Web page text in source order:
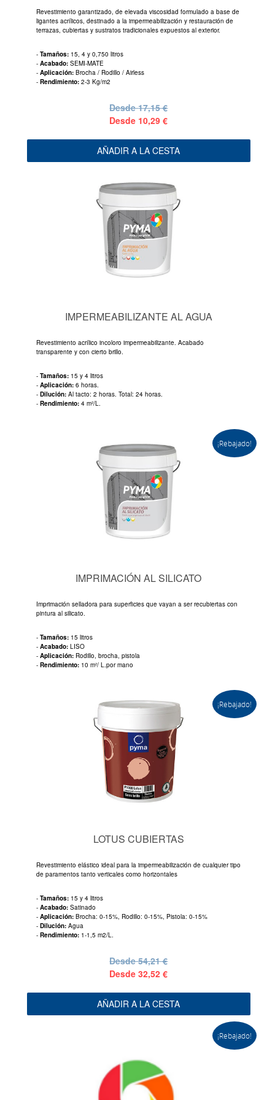
Revestimiento garantizado, de elevada viscosidad formulado a base de
ligantes acrílicos, destinado a la impermeabilización y restauración de
terrazas, cubiertas y sustratos tradicionales expuestos al exterior.
- Tamaños: 15, 4 y 0,750 litros
- Acabado: SEMI-MATE
- Aplicación: Brocha / Rodillo / Airless
- Rendimiento: 2-3 Kg/m2
Desde17,15 €
Desde 10,29 €
AÑADIR A LA CESTA
IMPERMEABILIZANTE AL AGUA
Revestimiento acrílico incoloro impermeabilizante. Acabado
transparente y con cierto brillo.
- Tamaños: 15 y 4 litros
- Aplicación: 6 horas.
- Dilución: Al tacto: 2 horas. Total: 24 horas.
- Rendimiento: 4 m²/L.
¡Rebajado!
IMPRIMACIÓN AL SILICATO
Imprimación selladora para superficies que vayan a ser recubiertas con
pintura al silicato.
- Tamaños: 15 litros
- Acabado: LISO
- Aplicación: Rodillo, brocha, pistola
- Rendimiento: 10 m²/ L.por mano
¡Rebajado!
LOTUS CUBIERTAS
Revestimiento elástico ideal para la impermeabilización de cualquier tipo
de paramentos tanto verticales como horizontales
- Tamaños: 15 y 4 litros
- Acabado: Satinado
- Aplicación: Brocha: 0-15%, Rodillo: 0-15%, Pistola: 0-15%
- Dilución: Agua
- Rendimiento: 1-1,5 m2/L.
Desde54,21 €
Desde32,52 €
AÑADIR A LA CESTA
¡Rebajado!